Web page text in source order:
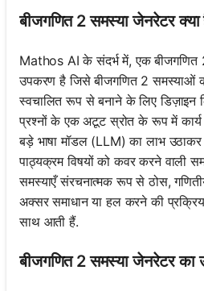
बीजगणित 2 समस्या जेनरेटर क्या
Mathos AI के संदर्भ में, एक बीजगणित
उपकरण है जिसे बीजगणित 2 समस्याओं
स्वचालित रूप से बनाने के लिए डिज़ाइन
प्रश्नों के एक अटूट स्रोत के रूप में
बड़े भाषा मॉडल (LLM) का लाभ उठाकर
पाठ्यक्रम विषयों को कवर करने वाली
समस्याएँ संरचनात्मक रूप से ठोस,
अक्सर समाधान या हल करने की
साथ आती हैं.
बीजगणित 2 समस्या जेनरेटर